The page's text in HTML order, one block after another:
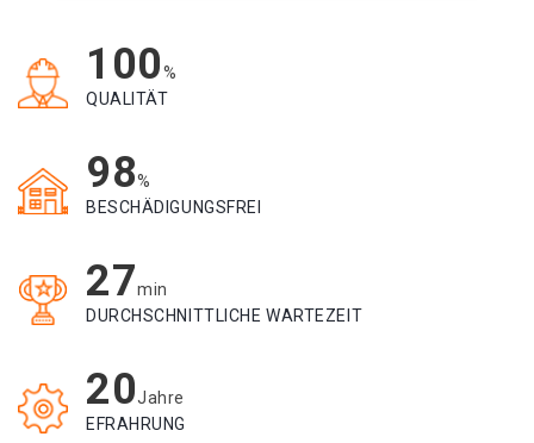
100%
QUALITÄT
98%
BESCHÄDIGUNGSFREI
27min
DURCHSCHNITTLICHE WARTEZEIT
20Jahre
EFRAHRUNG